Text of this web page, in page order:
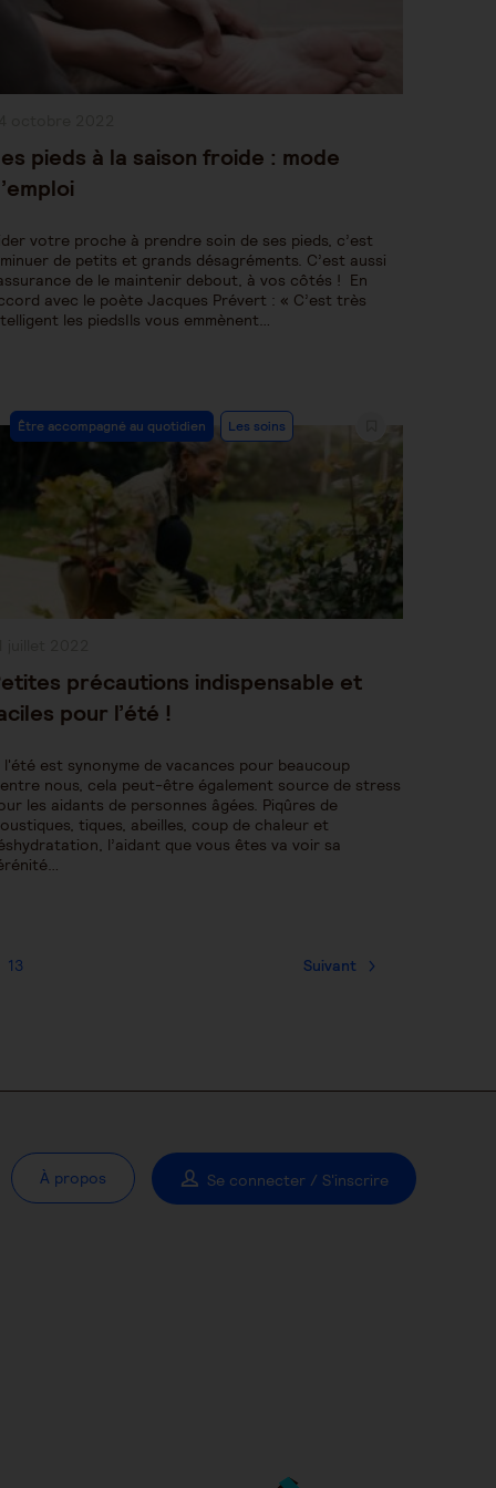
pieds à la saison froide : mode
votre proche à prendre soin de ses pieds, c’est
de petits et grands désagréments. C’est aussi
de le maintenir debout, à vos côtés ! En
avec le poète Jacques Prévert : « C’est très
les piedsIls vous emmènent…
Post
Category:
Être accompagné au quotidien Les soins
précautions indispensable et
pour l’été !
l'été est synonyme de vacances pour beaucoup
nous, cela peut-être également source de stress
les aidants de personnes âgées. Piqûres de
tiques, abeilles, coup de chaleur et
l’aidant que vous êtes va voir sa
13 Suivant
À propos Se connecter / S'inscrire